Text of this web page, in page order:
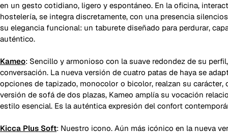
en un gesto cotidiano, ligero y espontáneo. En la oficina,
hostelería, se integra discretamente, con una presencia
su elegancia funcional: un taburete diseñado para perdurar,
auténtico.
Kameo: Sencillo y armonioso con la suave redondez de su
conversación. La nueva versión de cuatro patas de haya se
opciones de tapizado, monocolor o bicolor, realzan su
versión de sofá de dos plazas, Kameo amplía su vocación
estilo esencial. Es la auténtica expresión del confort
Kicca Plus Soft: Nuestro icono. Aún más icónico en la nueva